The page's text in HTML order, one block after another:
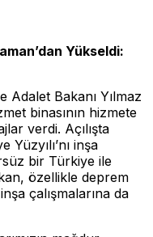
Yükseldi:
Adalet Bakanı Yılmaz
binasının hizmete
verdi. Açılışta
inşa
bir Türkiye ile
özellikle deprem
çalışmalarına da